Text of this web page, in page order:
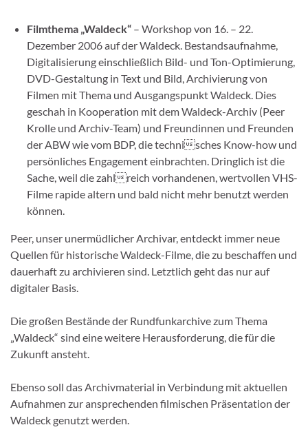
Filmthema „Waldeck“ – Workshop von 16. – 22.
Dezember 2006 auf der Waldeck. Bestandsaufnahme,
Digitalisierung einschließlich Bild- und Ton-Optimierung,
DVD-Gestaltung in Text und Bild, Archivierung von
Filmen mit Thema und Ausgangspunkt Waldeck. Dies
geschah in Kooperation mit dem Waldeck-Archiv (Peer
Krolle und Archiv-Team) und Freundinnen und Freunden
der ABW wie vom BDP, die technisches Know-how und
persönliches Engagement einbrachten. Dringlich ist die
Sache, weil die zahlreich vorhandenen, wertvollen VHS-
Filme rapide altern und bald nicht mehr benutzt werden
können.
Peer, unser unermüdlicher Archivar, entdeckt immer neue
Quellen für historische Waldeck-Filme, die zu beschaffen und
dauerhaft zu archivieren sind. Letztlich geht das nur auf
digitaler Basis.
Die großen Bestände der Rundfunkarchive zum Thema
„Waldeck“ sind eine weitere Herausforderung, die für die
Zukunft ansteht.
Ebenso soll das Archivmaterial in Verbindung mit aktuellen
Aufnahmen zur ansprechenden filmischen Präsentation der
Waldeck genutzt werden.